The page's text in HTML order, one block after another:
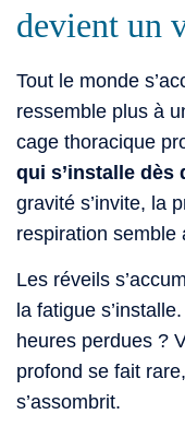
devient un
Tout le monde
ressemble plus à
cage thoracique
qui s’installe dès
gravité s’invite, la
respiration semble
Les réveils
la fatigue
heures perdues ?
profond se fait
s’assombrit.